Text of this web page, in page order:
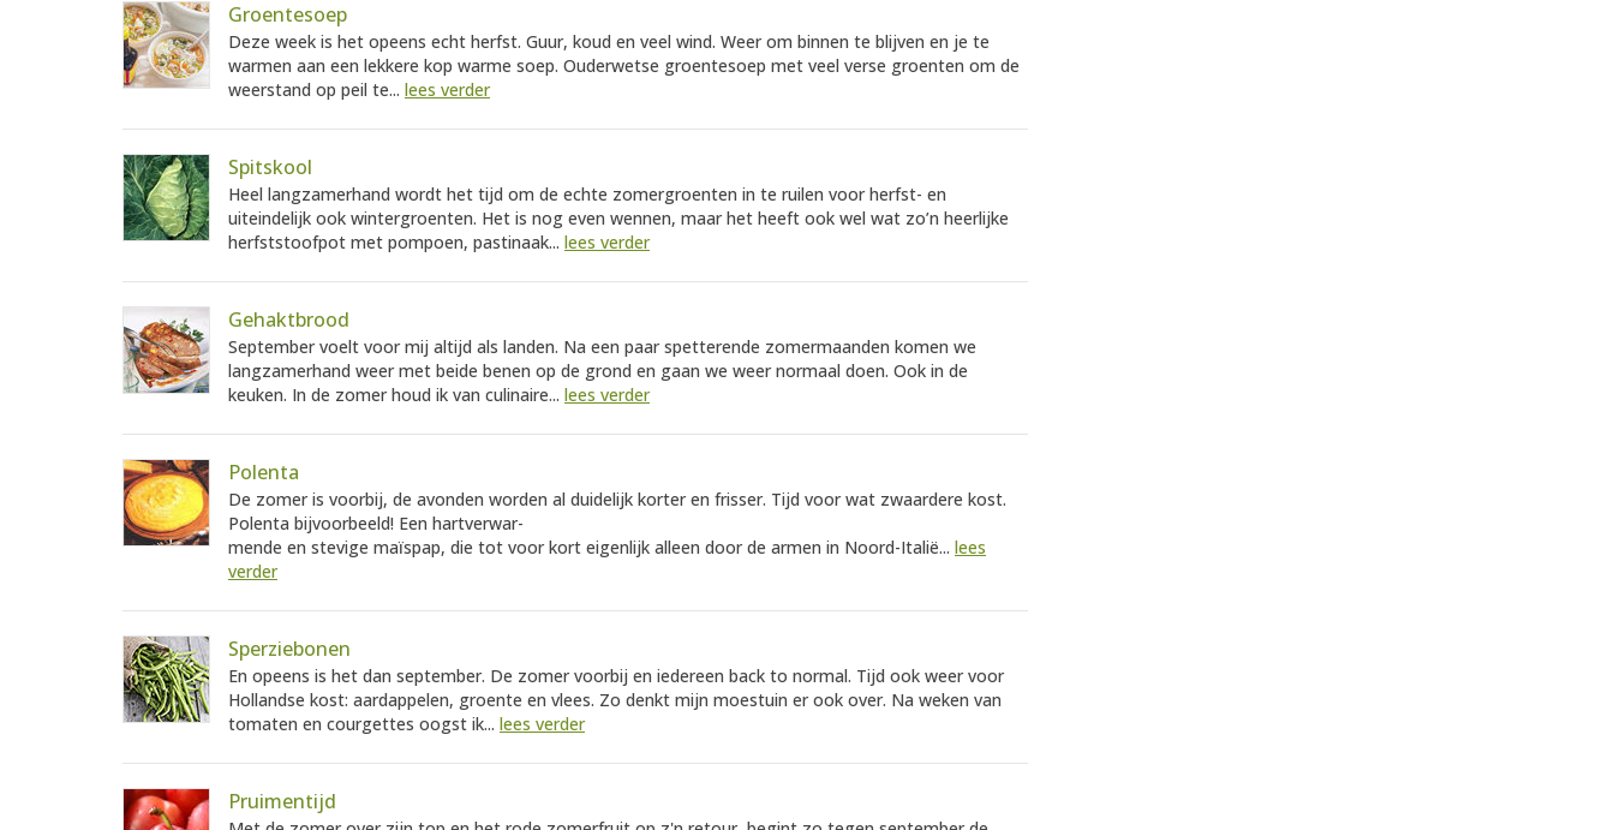
Groentesoep
Deze week is het opeens echt herfst. Guur, koud en veel wind. Weer om binnen te blijven en je te
warmen aan een lekkere kop warme soep. Ouderwetse groentesoep met veel verse groenten om de
weerstand op peil te... lees verder
Spitskool
Heel langzamerhand wordt het tijd om de echte zomergroenten in te ruilen voor herfst- en
uiteindelijk ook wintergroenten. Het is nog even wennen, maar het heeft ook wel wat zo’n heerlijke
herfststoofpot met pompoen, pastinaak... lees verder
Gehaktbrood
September voelt voor mij altijd als landen. Na een paar spetterende zomermaanden komen we
langzamerhand weer met beide benen op de grond en gaan we weer normaal doen. Ook in de
keuken. In de zomer houd ik van culinaire... lees verder
Polenta
De zomer is voorbij, de avonden worden al duidelijk korter en frisser. Tijd voor wat zwaardere kost.
Polenta bijvoorbeeld! Een hartverwar-
mende en stevige maïspap, die tot voor kort eigenlijk alleen door de armen in Noord-Italië... lees
verder
Sperziebonen
En opeens is het dan september. De zomer voorbij en iedereen back to normal. Tijd ook weer voor
Hollandse kost: aardappelen, groente en vlees. Zo denkt mijn moestuin er ook over. Na weken van
tomaten en courgettes oogst ik... lees verder
Pruimentijd